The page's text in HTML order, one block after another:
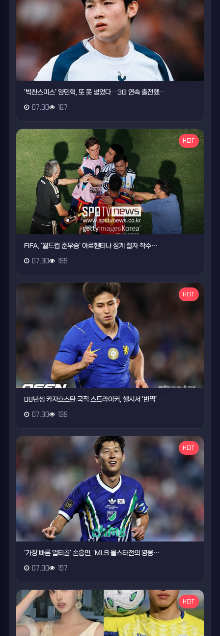
'빅찬스미스' 양민혁, 또 못 넣었다…3G 연속 출전했…
07.30 167
HOT
FIFA, '월드컵 준우승' 아르헨티나 징계 절차 착수…
07.30 199
HOT
08년생 카자흐스탄 국적 스트라이커, 첼시서 '번쩍'……
07.30 139
HOT
'가장 빠른 멀티골' 손흥민, 'MLS 올스타전의 영웅…
07.30 197
HOT